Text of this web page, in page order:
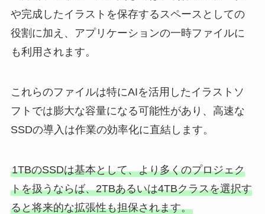
や完成したイラストを保存するスペースとしての
役割に加え、アプリケーションの一時ファイルに
も利用されます。
これらのファイルは特にAIを活用したイラストソ
フトでは膨大な容量になる可能性があり、高速な
SSDの導入は作業の効率化に直結します。
1TBのSSDは基本として、より多くのプロジェク
トを扱うならば、2TBあるいは4TBクラスを選択す
ると将来的な拡張性も担保されます。